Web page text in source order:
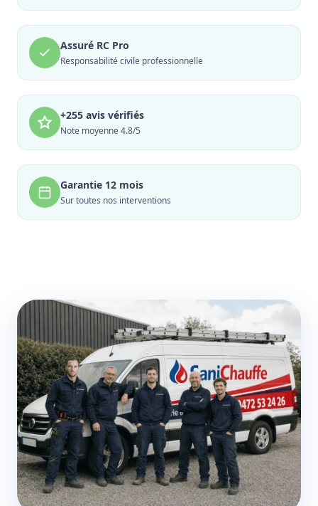
Assuré RC Pro
Responsabilité civile professionnelle
+255 avis vérifiés
Note moyenne 4.8/5
Garantie 12 mois
Sur toutes nos interventions